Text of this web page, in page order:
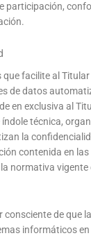
participación,
facilite al
de datos
en exclusiva al
técnica,
la
contenida en
normativa vigente
consciente de que
informáticos